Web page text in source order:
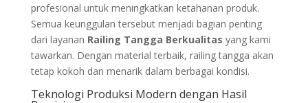
profesional untuk meningkatkan ketahanan produk.
Semua keunggulan tersebut menjadi bagian penting
dari layanan Railing Tangga Berkualitas yang kami
tawarkan. Dengan material terbaik, railing tangga akan
tetap kokoh dan menarik dalam berbagai kondisi.
Teknologi Produksi Modern dengan Hasil